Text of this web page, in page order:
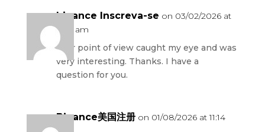
binance Inscreva-se on 03/02/2026 at
9:34 am
Your point of view caught my eye and was
very interesting. Thanks. I have a
question for you.
Binance美国注册 on 01/08/2026 at 11:14